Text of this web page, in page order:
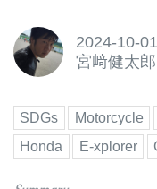
2024-10-01
宮﨑健太郎
SDGs Motorcycle
Honda
E-xplorer